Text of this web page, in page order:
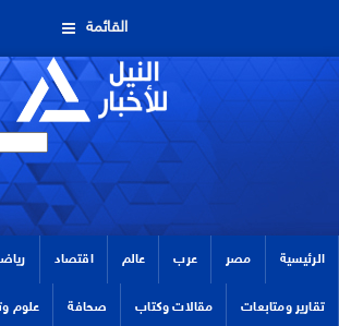
القائمة
الرئيسية مصر عرب عالم اقتصاد
تقارير ومتابعات مقالات وكتاب صحافة علوم